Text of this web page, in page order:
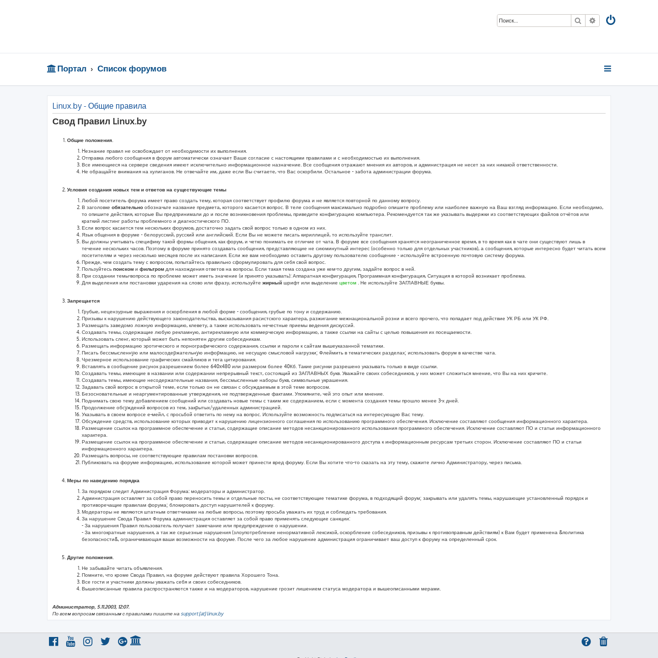
Поиск Расширенный
Портал Список форумов
Linux.by - Общие правила
Свод Правил Linux.by
Общие положения.
Hезнание правил не освобождает от необходимости их выполнения.
Отправка любого сообщения в форум автоматически означает Ваше согласие с настоящими правилами и с необходимостью их выполнения.
Все имеющиеся на сервере сведения имеют исключительно информационное назначение. Все сообщения отражают мнения их авторов, и администрация не несет за них никакой ответственности.
Не обращайте внимания на хулиганов. Не отвечайте им, даже если Вы считаете, что Вас оскорбили. Остальное - забота администрации форума.
Условия создания новых тем и ответов на существующие темы
Любой посетитель форума имеет право создать тему, которая соответствует профилю форума и не является повторной по данному вопросу.
В заголовке обязательно обозначьте название предмета, которого касается вопрос. В теле сообщения максимально подробно опишите проблему или наиболее важную на Ваш взгляд информацию. Если необходимо,
то опишите действия, которые Вы предпринимали до и после возникновения проблемы, приведите конфигурацию компьютера. Рекомендуется так же указывать выдержки из соответствующих файлов отчётов или
краткий листинг работы проблемного и диагностического ПО.
Если вопрос касается тем нескольких форумов, достаточно задать свой вопрос только в одном из них.
Язык общения в форуме - белорусский, русский или английский. Если Вы не можете писать кириллицей, то используйте транслит.
Вы должны учитывать специфику такой формы общения, как форум, и четко понимать ее отличие от чата. В форуме все сообщения хранятся неограниченное время, в то время как в чате они существуют лишь в
течение нескольких часов. Поэтому в форуме принято создавать сообщения, представляющие не сиюминутный интерес (особенно только для отдельных участников), а сообщения, которые интересно будет читать всем
посетителям и через несколько месяцев после их написания. Если же вам необходимо оставить другому пользователю сообщение - используйте встроенную почтовую систему форума.
Прежде, чем создать тему с вопросом, попытайтесь правильно сформулировать для себя свой вопрос.
Пользуйтесь поиском и фильтром для нахождения ответов на вопросы. Если такая тема создана уже кем-то другим, задайте вопрос в ней.
При создании темы-вопроса по проблеме может иметь значение (и принято указывать): Аппаратная конфигурация, Программная конфигурация, Ситуация в которой возникает проблема.
Для выделения или постановки ударения на слово или фразу, используйте жирный шрифт или выделение цветом . Не используйте ЗАГЛАВНЫЕ буквы.
Запрещается
Грубые, нецензурные выражения и оскорбления в любой форме - сообщения, грубые по тону и содержанию.
Призывы к нарушению действующего законодательства, высказывания расистского характера, разжигание межнациональной розни и всего прочего, что попадает под действие УК РБ или УК РФ.
Размещать заведомо ложную информацию, клевету, а также использовать нечестные приемы ведения дискуссий.
Создавать темы, содержащие любую рекламную, антирекламную или коммерческую информацию, а также ссылки на сайты с целью повышения их посещаемости.
Использовать сленг, который может быть непонятен другим собеседникам.
Размещать информацию эротического и порнографического содержания, ссылки и пароли к сайтам вышеуказанной тематики.
Писать бессмысленнyю или малосодеpжательнyю инфоpмацию, не несущую смысловой нагрузки; Флеймить в тематических разделах; использовать форум в качестве чата.
Чрезмерное использование графических смайликов и тега цитирования.
Вставлять в сообщение рисунок разрешением более 640x480 или размером более 40Кб. Такие рисунки разрешено указывать только в виде ссылки.
Создавать темы, имеющие в названии или содержании непрерывный текст, состоящий из ЗАГЛАВНЫХ букв. Уважайте своих собеседников, у них может сложиться мнение, что Вы на них кричите.
Создавать темы, имеющие несодержательные названия, бессмысленные наборы букв, символьные украшения.
Задавать свой вопрос в открытой теме, если только он не связан с обсуждаемым в этой теме вопросом.
Безосновательные и неаргументированные утверждения, не подтвержденные фактами. Упомяните, чей это опыт или мнение.
Поднимать свою тему добавлением сообщений или создавать новые темы с таким же содержанием, если с момента создания темы прошло менее 3-х дней.
Продолжение обсyждений вопросов из тем, закpытых/удаленных администрацией.
Указывать в своем вопросе е-мейл, с просьбой ответить по нему на вопрос. Используйте возможность подписаться на интересующую Вас тему.
Обсуждение средств, использование которых приводит к нарушению лицензионного соглашения по использованию программного обеспечения. Исключение составляют сообщения информационного характера.
Размещение ссылок на программное обеспечение и статьи, содержащие описание методов несанкционированного использования программного обеспечения. Исключение составляют ПО и статьи информационного
характера.
Размещение ссылок на программное обеспечение и статьи, содержащие описание методов несанкционированного доступа к информационным ресурсам третьих сторон. Исключение составляют ПО и статьи
информационного характера.
Размещать вопросы, не соответствующие правилам постановки вопросов.
Публиковать на форуме информацию, использование которой может принести вред форуму. Если Вы хотите что-то сказать на эту тему, скажите лично Администратору, через письма.
Меры по наведению порядка
За порядком следит Администрация Форума: модераторы и администратор.
Администрация оставляет за собой право переносить темы и отдельные посты, не соответствующие тематике форума, в подходящий форум; закрывать или удалять темы, нарушающие установленный порядок и
противоречащие правилам форума; блокировать доступ нарушителей к форуму.
Модераторы не являются штатным ответчиками на любые вопросы, поэтому просьба уважать их труд и соблюдать требования.
За нарушение Свода Правил Форума администрация оставляет за собой право применять следующие санкции:
- За нарушения Правил пользователь получает замечание или предупреждение о нарушении.
- За многократные нарушения, а так же серьезные нарушения (злоупотребление ненормативной лексикой, оскорбление собеседников, призывы к противоправным действиям) к Вам будет применена &политика
безопасности&, ограничивающая ваши возможности на форуме. После чего за любое нарушение администрация ограничивает ваш доступ к форуму на определенный срок.
Другие положения.
Не забывайте читать объявления.
Помните, что кроме Свода Правил, на форуме действуют правила Хорошего Тона.
Все гости и участники должны уважать себя и своих собеседников.
Вышеописанные правила распространяются также и на модераторов, нарушение грозит лишением статуса модератора и вышеописанными мерами.
Администратор, 5.11.2003, 12:07.
По всем вопросам связанным с правилами пишите на support [at] linux.by